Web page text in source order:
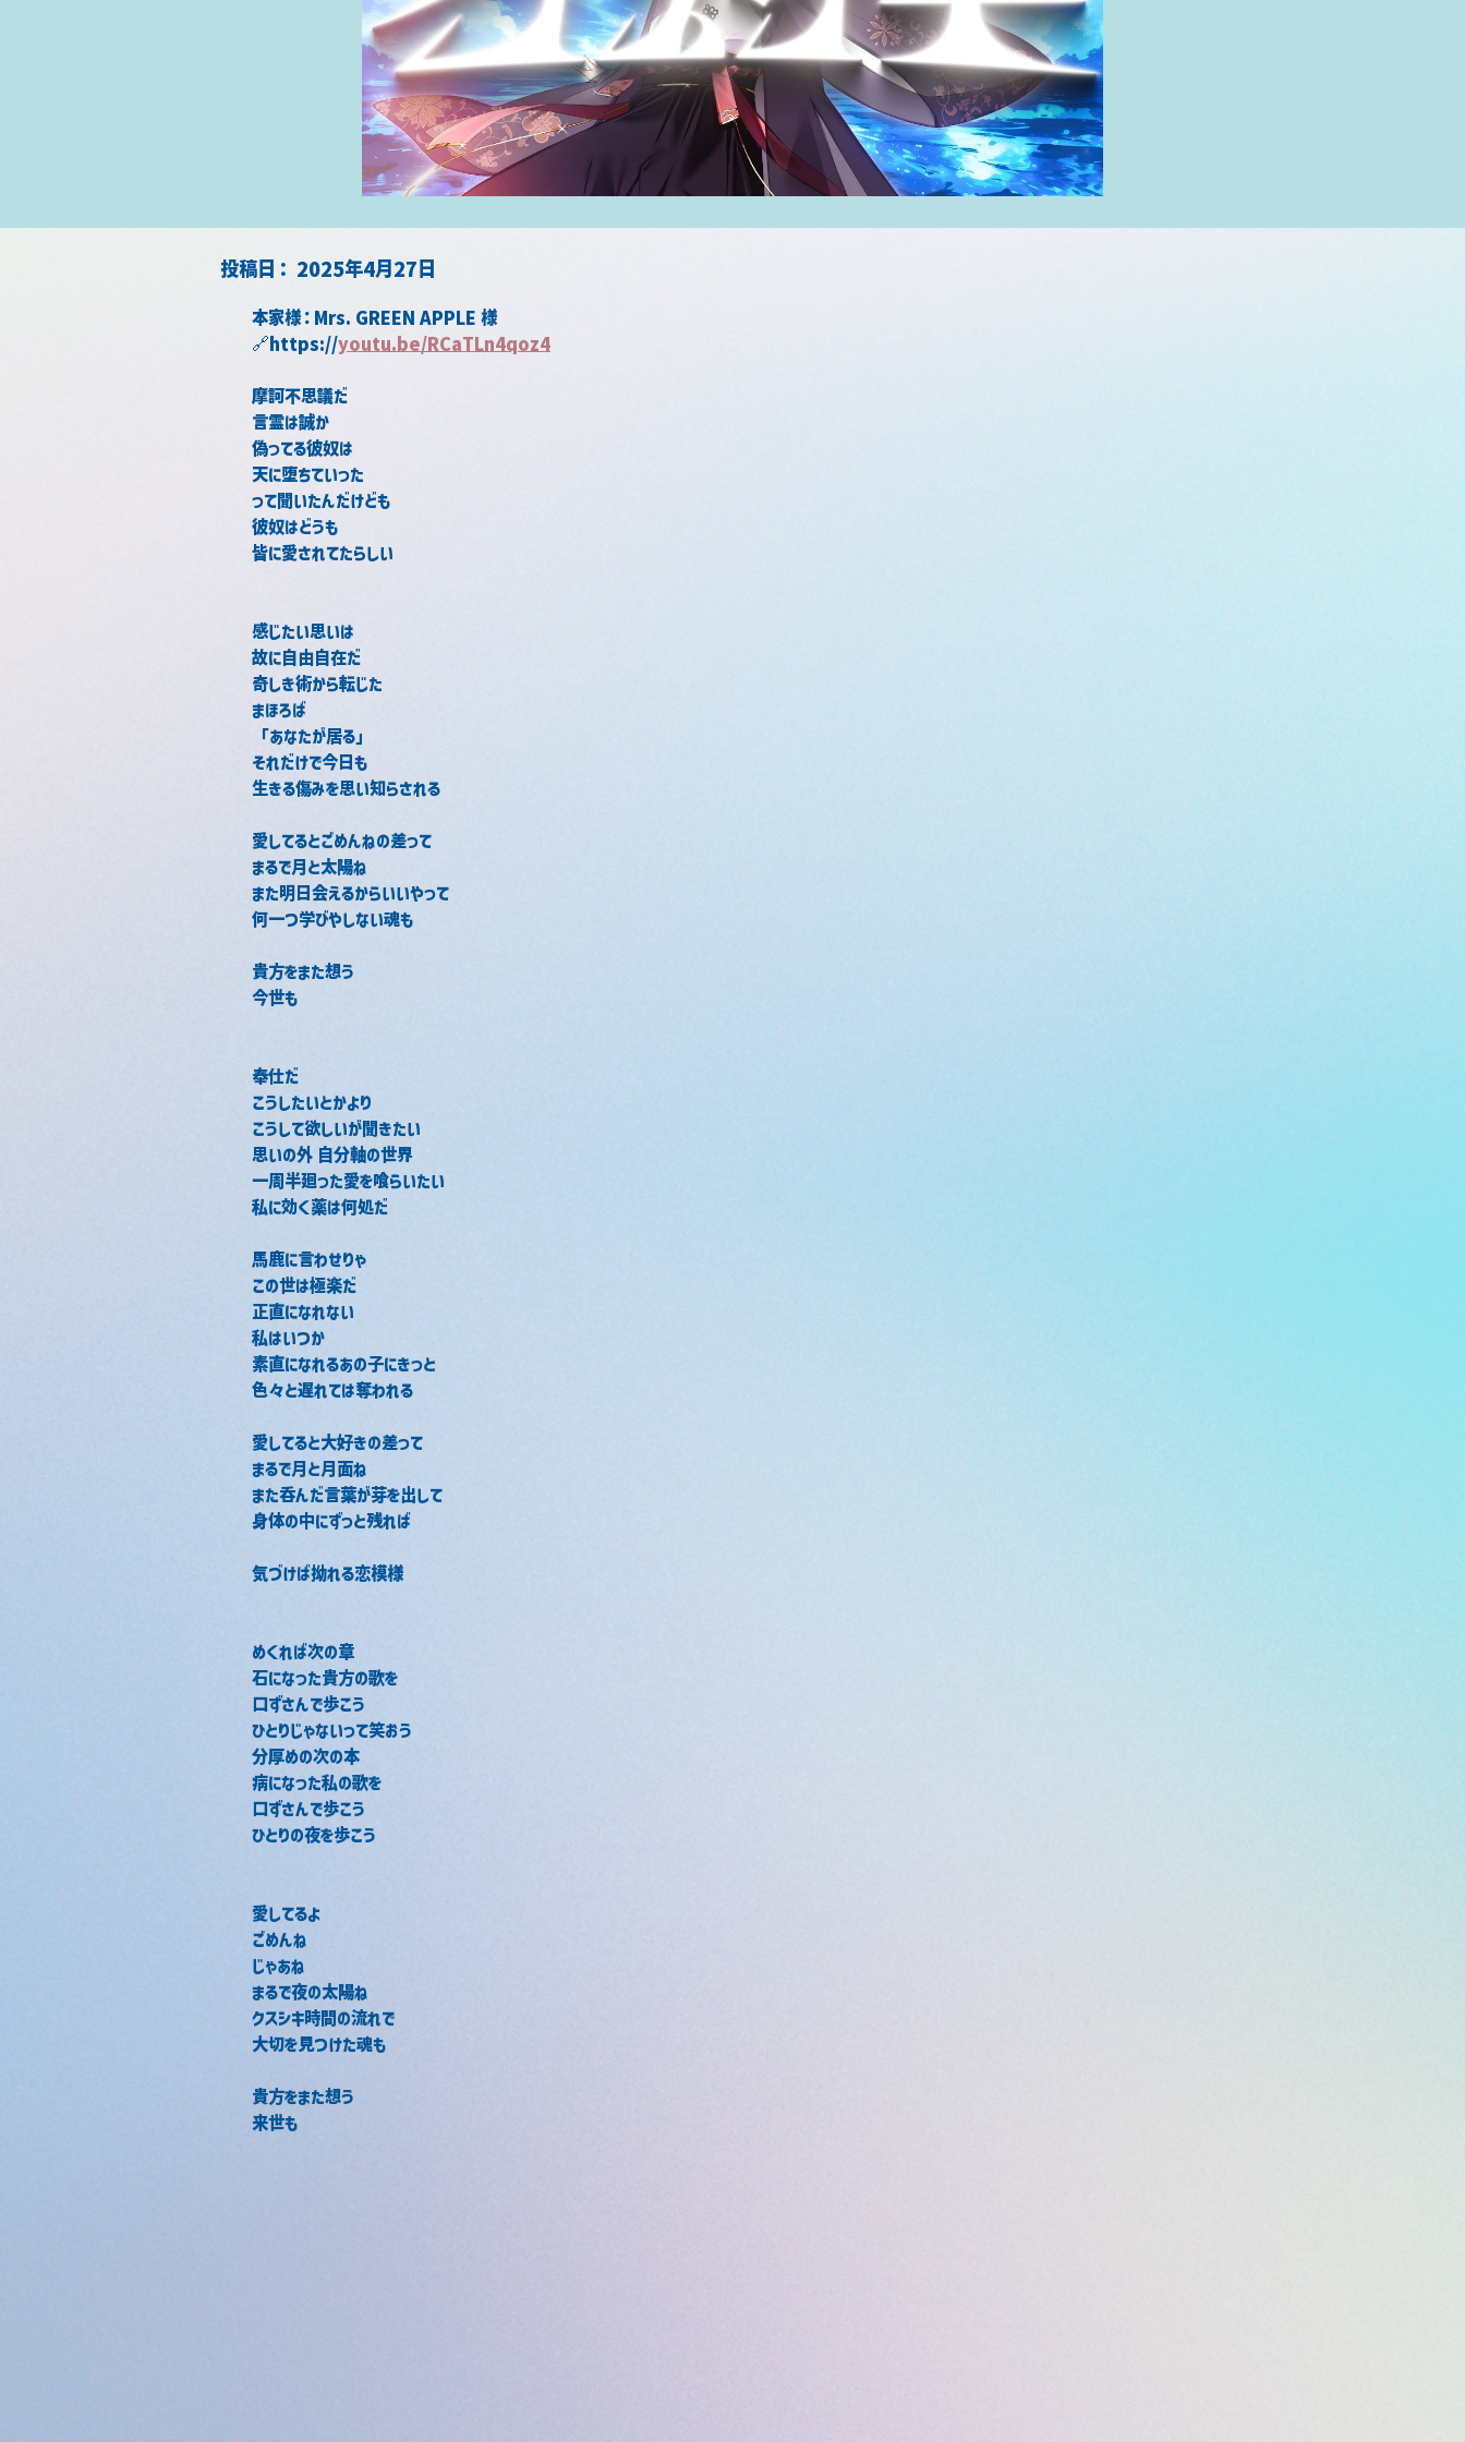
2025年4月27日
​投稿日：
本家様： Mrs. GREEN APPLE 様
🔗https://youtu.be/RCaTLn4qoz4
摩訶不思議だ
言霊は誠か
偽ってる彼奴は
天に堕ちていった
って聞いたんだけども
彼奴はどうも
皆に愛されてたらしい
感じたい思いは
故に自由自在だ
奇しき術から転じた
まほろば
「あなたが居る」
それだけで今日も
生きる傷みを思い知らされる
愛してるとごめんねの差って
まるで月と太陽ね
また明日会えるからいいやって
何一つ学びやしない魂も
貴方をまた想う
今世も
奉仕だ
こうしたいとかより
こうして欲しいが聞きたい
思いの外 自分軸の世界
一周半廻った愛を喰らいたい
私に効く薬は何処だ
馬鹿に言わせりゃ
この世は極楽だ
正直になれない
私はいつか
素直になれるあの子にきっと
色々と遅れては奪われる
愛してると大好きの差って
まるで月と月面ね
また呑んだ言葉が芽を出して
身体の中にずっと残れば
気づけば拗れる恋模様
めくれば次の章
石になった貴方の歌を
口ずさんで歩こう
ひとりじゃないって笑おう
分厚めの次の本
病になった私の歌を
口ずさんで歩こう
ひとりの夜を歩こう
愛してるよ
ごめんね
じゃあね
まるで夜の太陽ね
クスシキ時間の流れで
大切を見つけた魂も
貴方をまた想う
来世も